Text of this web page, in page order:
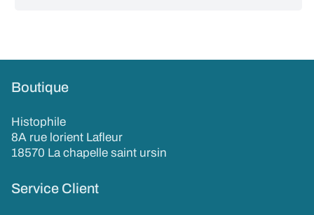
Boutique
Histophile
8A rue lorient Lafleur
18570 La chapelle saint ursin
Service Client